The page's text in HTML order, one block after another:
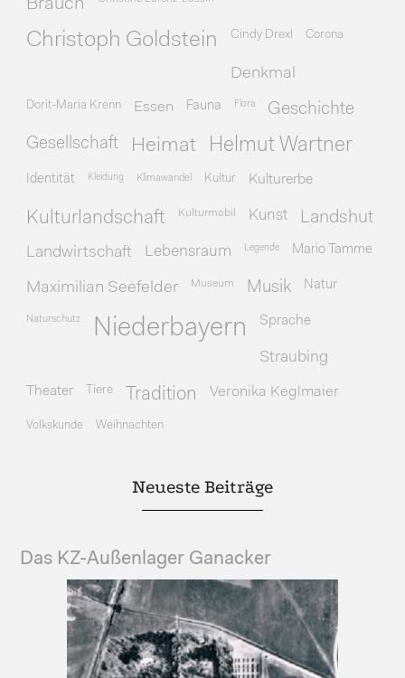
Brauch
Christoph Goldstein Cindy Drexl Corona
Denkmal
Dorit-Maria Krenn Essen Fauna Flora Geschichte
Gesellschaft Heimat Helmut Wartner
Identität Kleidung Klimawandel Kultur Kulturerbe
Kulturlandschaft Kulturmobil Kunst Landshut
Landwirtschaft Lebensraum Legende Mario Tamme
Maximilian Seefelder Museum Musik Natur
Naturschutz Niederbayern Sprache
Straubing
Theater Tiere Tradition Veronika Keglmaier
Volkskunde Weihnachten
Neueste Beiträge
Das KZ-Außenlager Ganacker